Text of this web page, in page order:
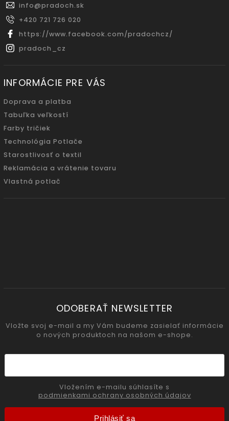
info@pradoch.sk
+420 721 726 020
https://www.facebook.com/pradochcz/
pradoch_cz
INFORMÁCIE PRE VÁS
Doprava a platba
Tabuľka veľkostí
Farby tričiek
Technológia Potlače
Starostlivosť o textil
Reklamácia a vrátenie tovaru
Vlastná potlač
ODOBERAŤ NEWSLETTER
Vložte svoj e-mail a my Vám budeme zasielať informácie
o nových produktoch na našom e-shope.
podmienkami ochrany osobných údajov
Prihlásiť sa